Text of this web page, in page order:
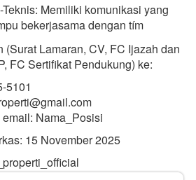
Memiliki komunikasi yang
bekerjasama dengan tím
(Surat Lamaran, CV, FC Ijazah dan
FC Sertifikat Pendukung) ke:
5101
Nama_Posisi
15 November 2025